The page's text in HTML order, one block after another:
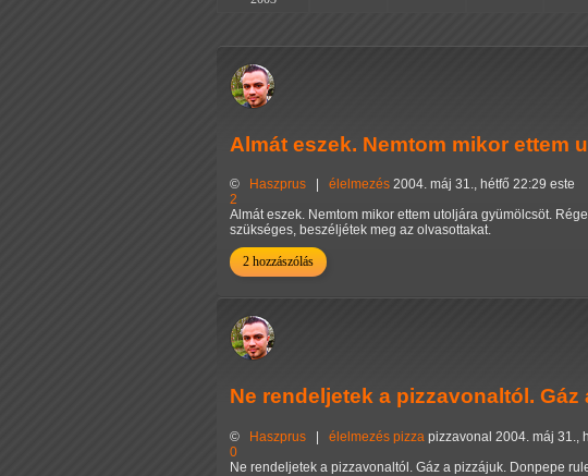
Almát eszek. Nemtom mikor ettem
© Haszprus élelmezés 2004. máj 31., hétfő 22:29 este
2
Almát eszek. Nemtom mikor ettem utoljára gyümölcsöt.
szükséges, beszéljétek meg az olvasottakat.
2 hozzászólás
Ne rendeljetek a pizzavonaltól. Gáz
© Haszprus | élelmezés pizza pizzavonal 2004. máj 31.,
0
Ne rendeljetek a pizzavonaltól. Gáz a pizzájuk. Donpepe